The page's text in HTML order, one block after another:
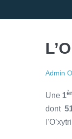
Admin
Une 1
dont